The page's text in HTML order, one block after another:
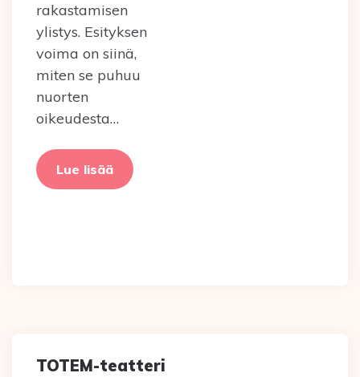
rakastamisen
ylistys. Esityksen
voima on siinä,
miten se puhuu
nuorten
oikeudesta…
Lue lisää
TOTEM-teatteri